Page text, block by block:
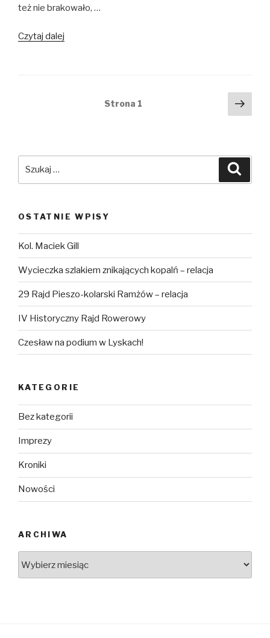
też nie brakowało, …
Czytaj dalej
Strona 1
OSTATNIE WPISY
Kol. Maciek Gill
Wycieczka szlakiem znikających kopalń – relacja
29 Rajd Pieszo-kolarski Ramżów – relacja
IV Historyczny Rajd Rowerowy
Czesław na podium w Lyskach!
KATEGORIE
Bez kategorii
Imprezy
Kroniki
Nowości
ARCHIWA